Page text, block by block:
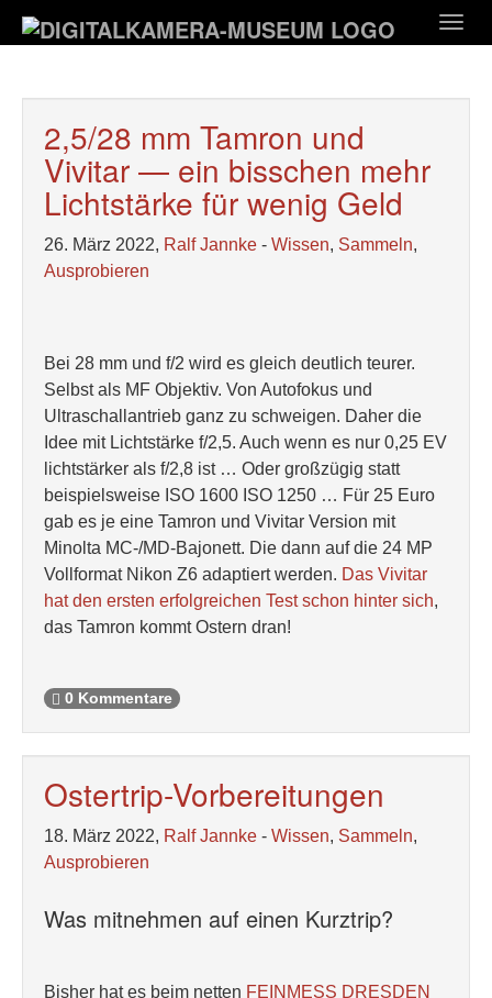
Hauptinhalt
2,5/28 mm Tamron und
Vivitar — ein bisschen mehr
Lichtstärke für wenig Geld
26. März 2022, Ralf Jannke - Wissen, Sammeln,
Ausprobieren
Bei 28 mm und f/2 wird es gleich deutlich teurer.
Selbst als MF Objektiv. Von Autofokus und
Ultraschallantrieb ganz zu schweigen. Daher die
Idee mit Lichtstärke f/2,5. Auch wenn es nur 0,25 EV
lichtstärker als f/2,8 ist … Oder großzügig statt
beispielsweise ISO 1600 ISO 1250 … Für 25 Euro
gab es je eine Tamron und Vivitar Version mit
Minolta MC-/MD-Bajonett. Die dann auf die 24 MP
Vollformat Nikon Z6 adaptiert werden. Das Vivitar
hat den ersten erfolgreichen Test schon hinter sich,
das Tamron kommt Ostern dran!
0 Kommentare
Ostertrip-Vorbereitungen
18. März 2022, Ralf Jannke - Wissen, Sammeln,
Ausprobieren
Was mitnehmen auf einen Kurztrip?
Bisher hat es beim netten FEINMESS DRESDEN